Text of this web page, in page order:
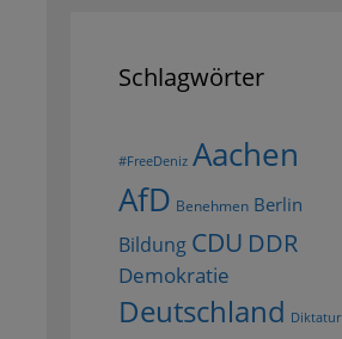
Schlagwörter
#FreeDeniz Aachen
AfD Benehmen Berlin
Bildung CDU DDR
Demokratie
Deutschland Diktatur